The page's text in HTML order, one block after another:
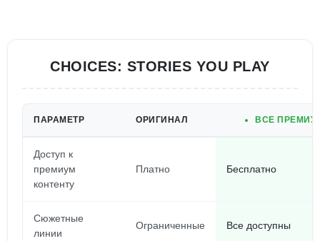
CHOICES: STORIES YOU PLAY
ПАРАМЕТР ОРИГИНАЛ ВСЕ
Доступ к
премиум
контенту
Платно Бесплатно
Сюжетные
линии
Ограниченные Все доступны